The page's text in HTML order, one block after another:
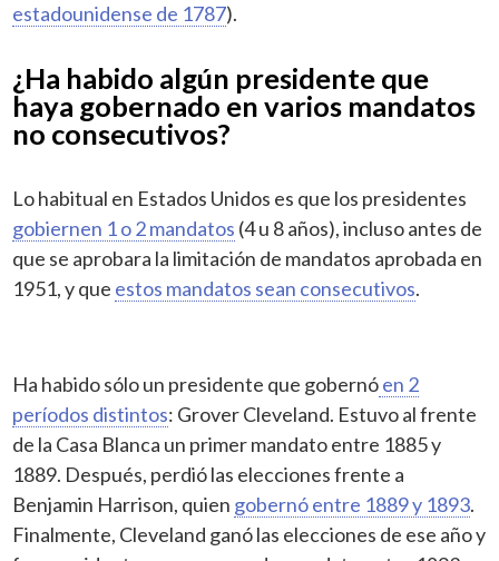
estadounidense de 1787).
¿Ha habido algún presidente que
haya gobernado en varios mandatos
no consecutivos?
Lo habitual en Estados Unidos es que los presidentes
gobiernen 1 o 2 mandatos (4 u 8 años), incluso antes de
que se aprobara la limitación de mandatos aprobada en
1951, y que estos mandatos sean consecutivos.
Ha habido sólo un presidente que gobernóen 2
períodos distintos: Grover Cleveland. Estuvo al frente
de la Casa Blanca un primer mandato entre 1885 y
1889. Después, perdió las elecciones frente a
Benjamin Harrison, quien gobernó entre 1889 y 1893.
Finalmente, Cleveland ganó las elecciones de ese año y